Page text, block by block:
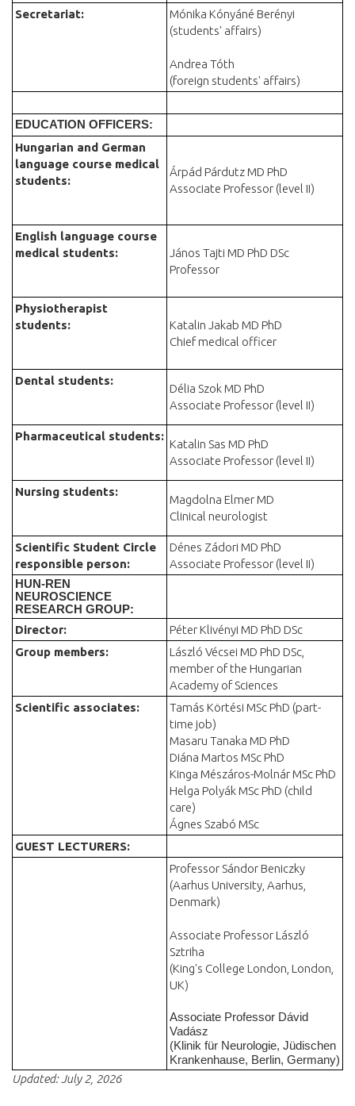
Secretariat:
Mónika Kónyáné Berényi
(students' affairs)
Andrea Tóth
(foreign students' affairs)
EDUCATION OFFICERS:
Hungarian and German
language course medical
students:
Árpád Párdutz MD PhD
Associate Professor (level II)
English language course
medical students:
János Tajti MD PhD DSc
Professor
Physiotherapist
students:
Katalin Jakab MD PhD
Chief medical officer
Dental students:
Délia Szok MD PhD
Associate Professor (level II)
Pharmaceutical students:
Katalin Sas MD PhD
Associate Professor (level II)
Nursing students:
Magdolna Elmer MD
Clinical neurologist
Scientific Student Circle
responsible person:
Dénes Zádori MD PhD
Associate Professor (level II)
HUN-REN
NEUROSCIENCE
RESEARCH GROUP:
Director:
Péter Klivényi MD PhD DSc
Group members:
László Vécsei MD PhD DSc,
member of the Hungarian
Academy of Sciences
Scientific associates:
Tamás Körtési MSc PhD (part-
time job)
Masaru Tanaka MD PhD
Diána Martos MSc PhD
Kinga Mészáros-Molnár MSc PhD
Helga Polyák MSc PhD (child
care)
Ágnes Szabó MSc
GUEST LECTURERS:
Professor Sándor Beniczky
(Aarhus University, Aarhus,
Denmark)
Associate Professor László
Sztriha
(King's College London, London,
UK)
Associate Professor Dávid
Vadász
(Klinik für Neurologie, Jüdischen
Krankenhause, Berlin, Germany)
Updated: July 2, 2026